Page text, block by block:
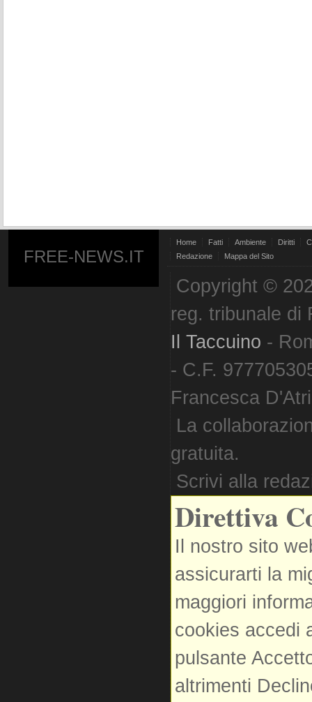
FREE-NEWS.IT
Home Fatti Ambiente Diritti
Redazione
Mappa del Sito
Copyright ©
reg. tribunale di
Il Taccuino -
- C.F.
Francesca
La
gratuita.
Scrivi alla
Direttiva
Il nostro sito
assicurarti la
maggiori
cookies accedi
pulsante
altrimenti